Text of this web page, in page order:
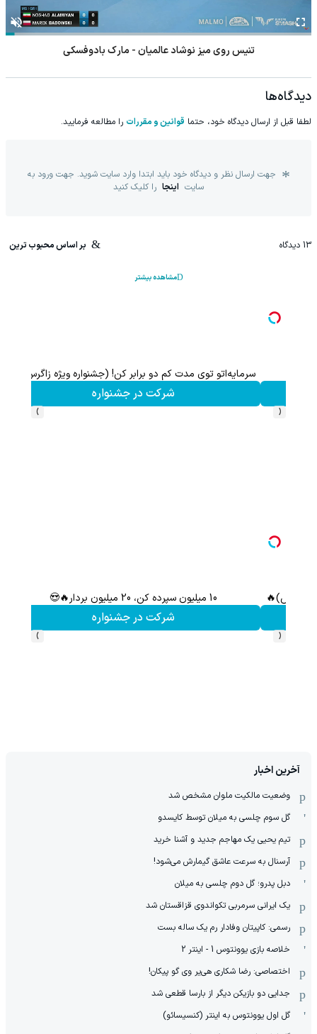
تنیس روی میز نوشاد عالمیان - مارک بادوفسکی
دیدگاه‌ها
لطفا قبل از ارسال دیدگاه خود، حتما قوانین و مقررات را مطالعه فرمایید.
جهت ارسال نظر و دیدگاه خود باید ابتدا وارد سایت شوید. جهت ورود به
سایت اینجا را کلیک کنید
13 دیدگاه بر اساس محبوب ترین
مشاهده بیشتر
ورود یک غول لوکس و هوشمند به ایران، IM LS9 رسماً رونمایی شد
اطلاعات بیشتر..
‹
›
هدیه 200 سوتی با اولین خرید از گرمی،همین حالا ثبت نام کن
کلیک کن!
‹
›
آخرین اخبار
وضعیت مالکیت ملوان مشخص شد
گل سوم چلسی به میلان توسط کایسدو
تیم یحیی یک مهاجم جدید و آشنا خرید
آرسنال به سرعت عاشق گیمارش می‌شود!
دبل پدرو؛ گل دوم چلسی به میلان
یک ایرانی سرمربی تکواندوی قزاقستان شد
رسمی: کاپیتان وفادار رم یک ساله بست
خلاصه بازی یوونتوس 1 - اینتر 2
اختصاصی: رضا شکاری هی‌یر وی‌ گو پیکان!
جدایی دو بازیکن دیگر از بارسا قطعی شد
گل اول یوونتوس به اینتر (کنسیسائو)